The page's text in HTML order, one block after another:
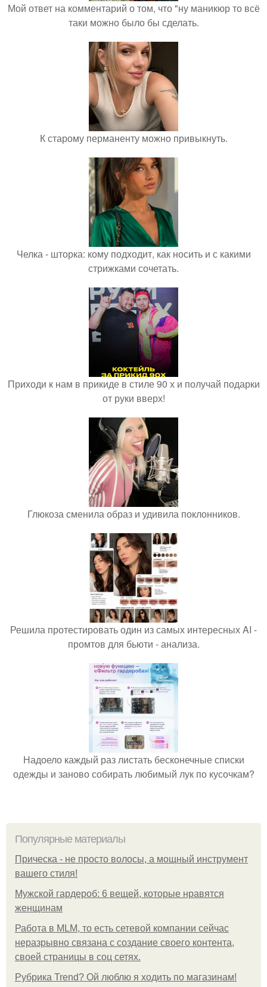
Мой ответ на комментарий о том, что "ну маникюр то всё
таки можно было бы сделать.
К старому перманенту можно привыкнуть.
Челка - шторка: кому подходит, как носить и с какими
стрижками сочетать.
Приходи к нам в прикиде в стиле 90 х и получай подарки
от руки вверх!
Глюкоза сменила образ и удивила поклонников.
Решила протестировать один из самых интересных AI -
промтов для бьюти - анализа.
Надоело каждый раз листать бесконечные списки
одежды и заново собирать любимый лук по кусочкам?
Популярные материалы
Прическа - не просто волосы, а мощный инструмент
вашего стиля!
Мужской гардероб: 6 вещей, которые нравятся
женщинам
Работа в MLM, то есть сетевой компании сейчас
неразрывно связана с создание своего контента,
своей страницы в соц сетях.
Рубрика Trend? Ой люблю я ходить по магазинам!